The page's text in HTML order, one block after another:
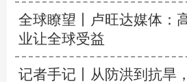
全球瞭望丨卢旺达媒体：
业让全球受益
记者手记丨从防洪到抗旱